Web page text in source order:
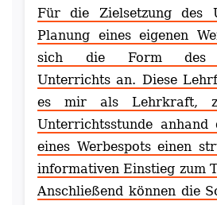
Für die Zielsetzung des
Planung eines eigenen
sich die Form des
Unterrichts an. Diese
es mir als Lehrkraft,
Unterrichtsstunde
eines Werbespots einen
informativen Einstieg zum
Anschließend können die